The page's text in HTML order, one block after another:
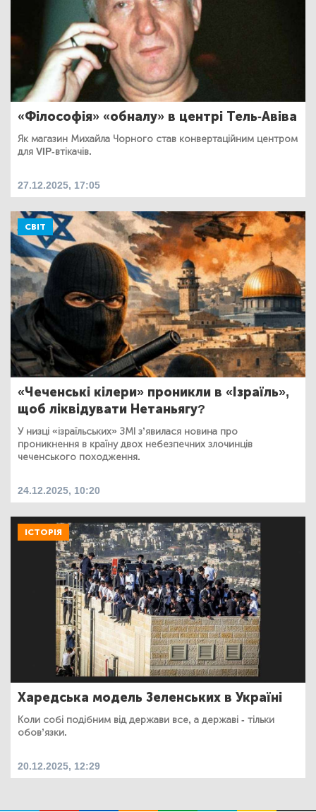
«Філософія» «обналу» в центрі Тель-Авіва
Як магазин Михайла Чорного став конвертаційним центром
для VIP-втікачів.
27.12.2025, 17:05
СВІТ
«Чеченські кілери» проникли в «Ізраїль»,
щоб ліквідувати Нетаньягу?
У низці «ізраїльських» ЗМІ з’явилася новина про
проникнення в країну двох небезпечних злочинців
чеченського походження.
24.12.2025, 10:20
ІСТОРІЯ
Харедська модель Зеленських в Україні
Коли собі подібним від держави все, а державі - тільки
обовʼязки.
20.12.2025, 12:29